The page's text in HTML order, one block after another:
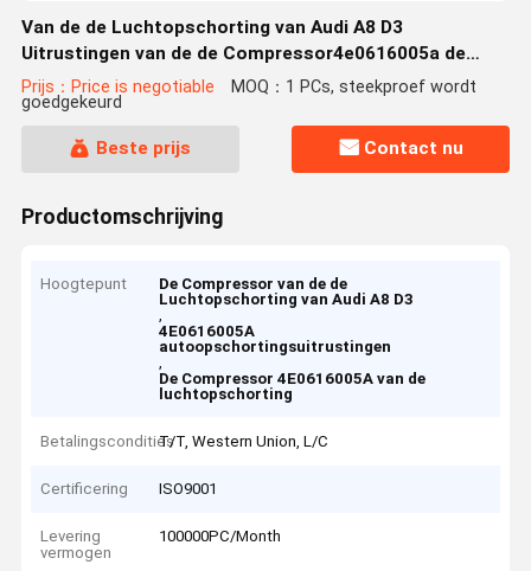
Van de de Luchtopschorting van Audi A8 D3
Uitrustingen van de de Compressor4e0616005a de
Autoopschorting
Prijs：Price is negotiable MOQ：1 PCs, steekproef wordt
goedgekeurd
Beste prijs Contact nu
Productomschrijving
Hoogtepunt
De Compressor van de de
Luchtopschorting van Audi A8 D3
,
4E0616005A
autoopschortingsuitrustingen
,
De Compressor 4E0616005A van de
luchtopschorting
BetalingsconditiesT/T, Western Union, L/C
Certificering ISO9001
Levering
vermogen
100000PC/Month